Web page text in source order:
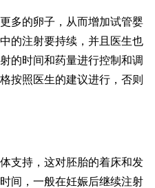
多的卵子，从而增加试管婴
的注射要持续，并且医生也
的时间和药量进行控制和调
按照医生的建议进行，否则
支持，这对胚胎的着床和发
间，一般在妊娠后继续注射